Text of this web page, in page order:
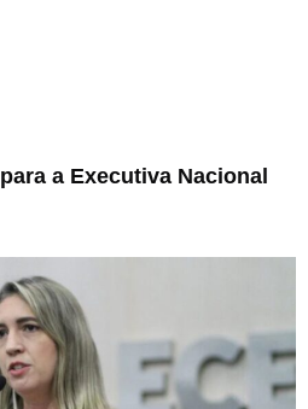
a Executiva Nacional